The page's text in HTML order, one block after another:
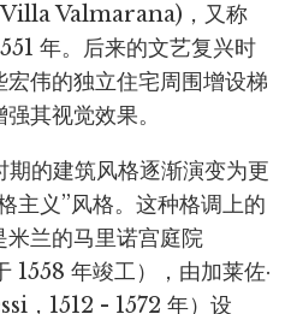
Villa Valmarana)，又称
年。后来的文艺复兴时
伟的独立住宅周围增设梯
其视觉效果。
的建筑风格逐渐演变为更
主义”风格。这种格调上的
兰的马里诺宫庭院
年竣工），由加莱佐·
，1512 - 1572 年）设